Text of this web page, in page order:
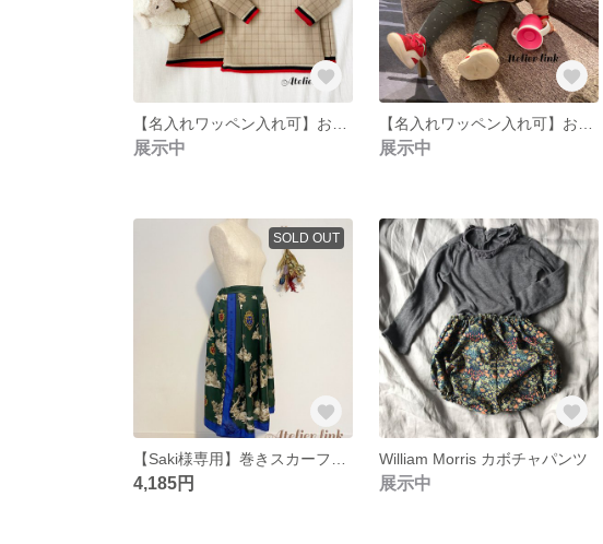
展示中 展示中
SOLD OUT
4,185円
William Morris カボチャパンツ
展示中